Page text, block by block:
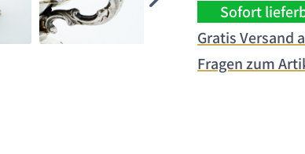
Sofort
Gratis Versand
Fragen zum